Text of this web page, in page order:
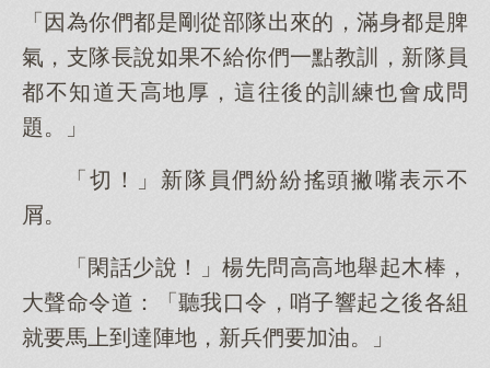
「因為你們都是剛從部隊出來的，滿身都是脾
氣，支隊長說如果不給你們一點教訓，新隊員
都不知道天高地厚，這往後的訓練也會成問
題。」
「切！」新隊員們紛紛搖頭撇嘴表示不
屑。
「閑話少說！」楊先問高高地舉起木棒，
大聲命令道：「聽我口令，哨子響起之後各組
就要馬上到達陣地，新兵們要加油。」